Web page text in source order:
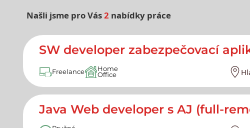
Našli jsme pro Vás2 nabídky práce
Nejnovější nabídky práce
SW developer zabezpečovací
Freelance
Home
Office
Java Web developer s AJ (full-